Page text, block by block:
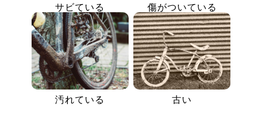
サビている 傷がついている
汚れている 古い